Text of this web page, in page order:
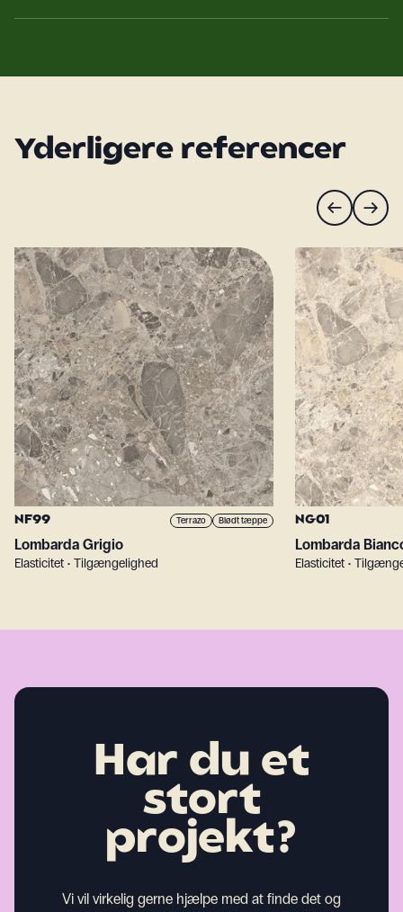
Yderligere referencer
NF99 Terrazo Blødt tæppe
Lombarda Grigio
Elasticitet • Tilgængelighed
NG01
Lombarda
Elasticitet •
Har du et
stort
projekt?
Vi vil virkelig gerne hjælpe med at finde det og